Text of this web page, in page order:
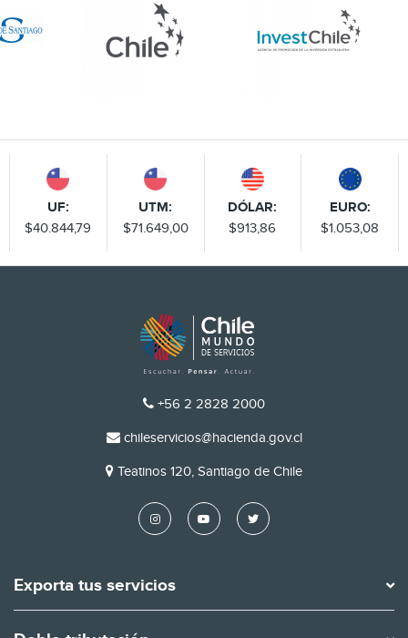
UF:
$40.844,79
UTM:
$71.649,00
DÓLAR:
$913,86
EURO:
$1.053,08
TELÉFONO
+56 2 2828 2000
EMAIL
chileservicios@hacienda.gov.cl
DIRECCIÓN
Teatinos 120, Santiago de Chile
Exporta tus servicios